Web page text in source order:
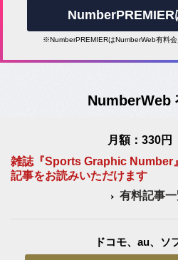
NumberPREMIER
※NumberPREMIERはNumberWeb有料会
NumberWeb
月額：330円
雑誌『Sports Graphic Number
記事をお読みいただけます
有料記事
ドコモ、au、ソ